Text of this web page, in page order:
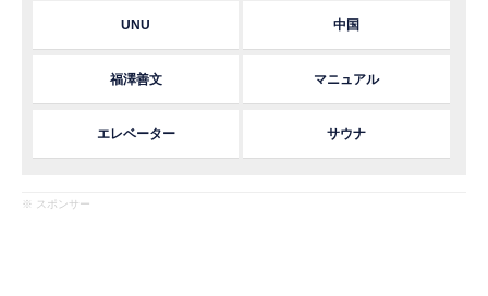
UNU 中国
福澤善文 マニュアル
エレベーター サウナ
※ スポンサー